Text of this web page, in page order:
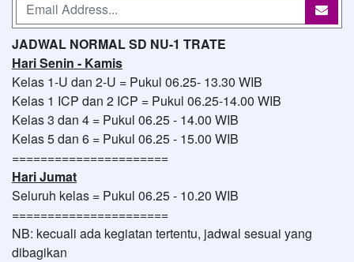
JADWAL NORMAL SD NU-1 TRATE
Hari Senin - Kamis
Kelas 1-U dan 2-U = Pukul 06.25- 13.30 WIB
Kelas 1 ICP dan 2 ICP = Pukul 06.25-14.00 WIB
Kelas 3 dan 4 = Pukul 06.25 - 14.00 WIB
Kelas 5 dan 6 = Pukul 06.25 - 15.00 WIB
======================
Hari Jumat
Seluruh kelas = Pukul 06.25 - 10.20 WIB
======================
NB: kecuali ada kegiatan tertentu, jadwal sesuai yang
dibagikan